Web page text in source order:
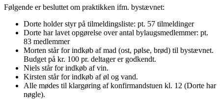
Følgende er besluttet om praktikken ifm. bystævnet:
Dorte holder styr på tilmeldingsliste: pt. 57 tilmeldinger
Dorte har lavet opgørelse over antal bylaugsmedlemmer: pt.
83 medlemmer
Morten står for indkøb af mad (ost, pølse, brød) til bystævnet.
Budget på kr. 100 pr. deltager er godkendt.
Niels står for indkøb af vin.
Kirsten står for indkøb af øl og vand.
Alle mødes til klargøring af konfirmandstuen kl. 12 (Dorte har
nøgle).